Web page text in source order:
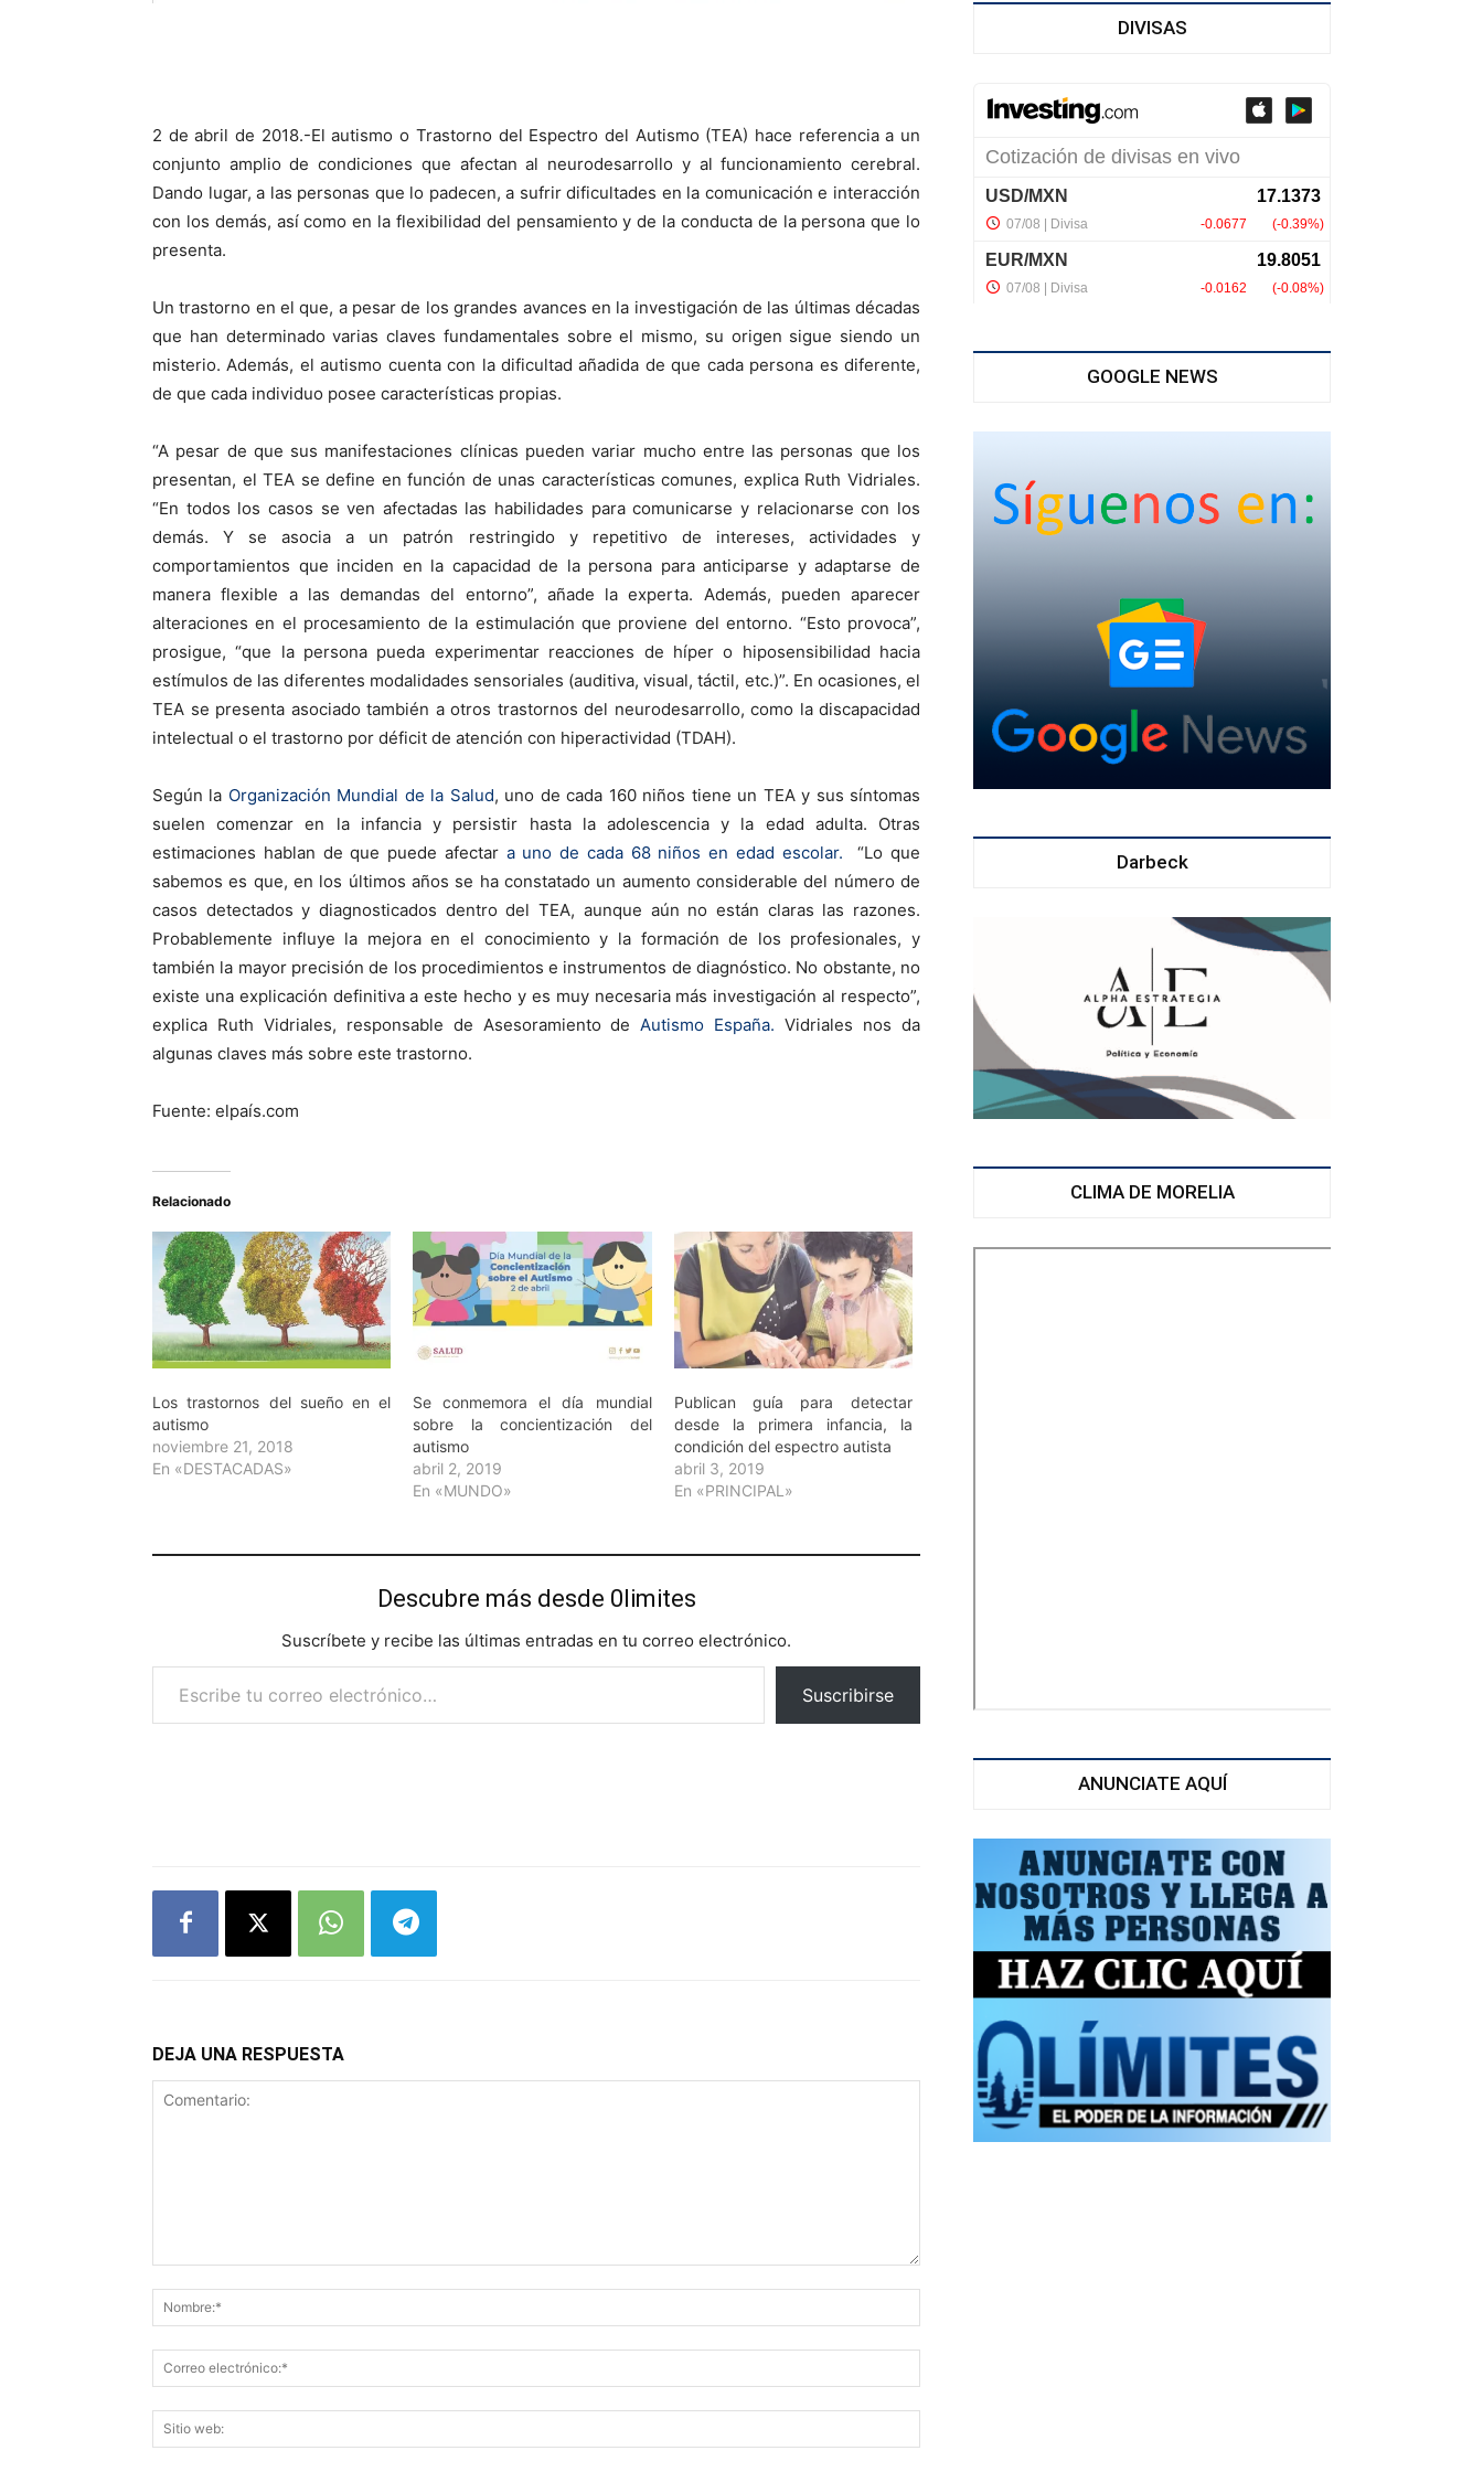
2 de abril de 2018.-El autismo o Trastorno del Espectro del Autismo (TEA) hace referencia a un
conjunto amplio de condiciones que afectan al neurodesarrollo y al funcionamiento cerebral.
Dando lugar, a las personas que lo padecen, a sufrir dificultades en la comunicación e interacción
con los demás, así como en la flexibilidad del pensamiento y de la conducta de la persona que lo
presenta.
Un trastorno en el que, a pesar de los grandes avances en la investigación de las últimas décadas
que han determinado varias claves fundamentales sobre el mismo, su origen sigue siendo un
misterio. Además, el autismo cuenta con la dificultad añadida de que cada persona es diferente,
de que cada individuo posee características propias.
“A pesar de que sus manifestaciones clínicas pueden variar mucho entre las personas que los
presentan, el TEA se define en función de unas características comunes, explica Ruth Vidriales.
“En todos los casos se ven afectadas las habilidades para comunicarse y relacionarse con los
demás. Y se asocia a un patrón restringido y repetitivo de intereses, actividades y
comportamientos que inciden en la capacidad de la persona para anticiparse y adaptarse de
manera flexible a las demandas del entorno”, añade la experta. Además, pueden aparecer
alteraciones en el procesamiento de la estimulación que proviene del entorno. “Esto provoca”,
prosigue, “que la persona pueda experimentar reacciones de híper o hiposensibilidad hacia
estímulos de las diferentes modalidades sensoriales (auditiva, visual, táctil, etc.)”. En ocasiones, el
TEA se presenta asociado también a otros trastornos del neurodesarrollo, como la discapacidad
intelectual o el trastorno por déficit de atención con hiperactividad (TDAH).
Según la Organización Mundial de la Salud, uno de cada 160 niños tiene un TEA y sus síntomas
suelen comenzar en la infancia y persistir hasta la adolescencia y la edad adulta. Otras
estimaciones hablan de que puede afectar a uno de cada 68 niños en edad escolar. “Lo que
sabemos es que, en los últimos años se ha constatado un aumento considerable del número de
casos detectados y diagnosticados dentro del TEA, aunque aún no están claras las razones.
Probablemente influye la mejora en el conocimiento y la formación de los profesionales, y
también la mayor precisión de los procedimientos e instrumentos de diagnóstico. No obstante, no
existe una explicación definitiva a este hecho y es muy necesaria más investigación al respecto”,
explica Ruth Vidriales, responsable de Asesoramiento deAutismo España. Vidriales nos da
algunas claves más sobre este trastorno.
Fuente: elpaís.com
Relacionado
Los trastornos del sueño en el
autismo
noviembre 21, 2018
En «DESTACADAS»
Se conmemora el día mundial
sobre la concientización del
autismo
abril 2, 2019
En «MUNDO»
Publican guía para detectar
desde la primera infancia, la
condición del espectro autista
abril 3, 2019
En «PRINCIPAL»
Descubre más desde 0limites
Suscríbete y recibe las últimas entradas en tu correo electrónico.
Escribe tu correo electrónico…
Suscribirse
DEJA UNA RESPUESTA
DIVISAS
GOOGLE NEWS
Darbeck
CLIMA DE MORELIA
ANUNCIATE AQUÍ